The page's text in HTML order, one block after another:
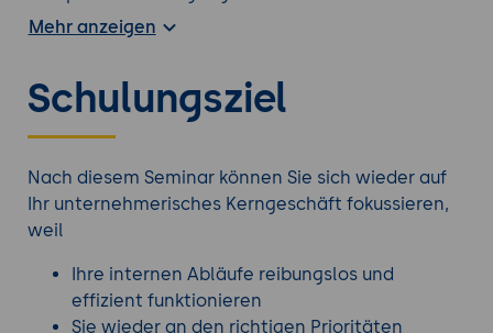
Kunden und mit welchen Maßnahmen sich
Auf alle diese Themen bekommen Sie in diesem
Seminar die passenden Lösungen zur sofortigen
Zukunft!
Werfen Sie einen Blick auf alle
Mehr anzeigen
Schulungsziel
Nach diesem Seminar können Sie sich wieder auf
Ihr unternehmerisches Kerngeschäft fokussieren,
weil
Ihre internen Abläufe reibungslos und
effizient funktionieren
Sie wieder an den richtigen Prioritäten